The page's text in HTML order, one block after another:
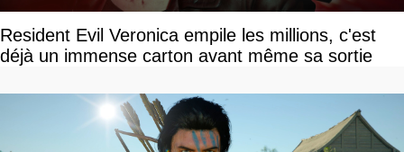
Resident Evil Veronica empile les millions, c'est
déjà un immense carton avant même sa sortie